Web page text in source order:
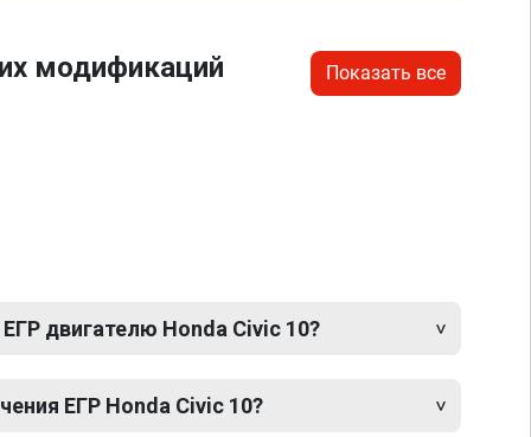
модификаций Показать все
двигателю Honda Civic 10?
ЕГР Honda Civic 10?